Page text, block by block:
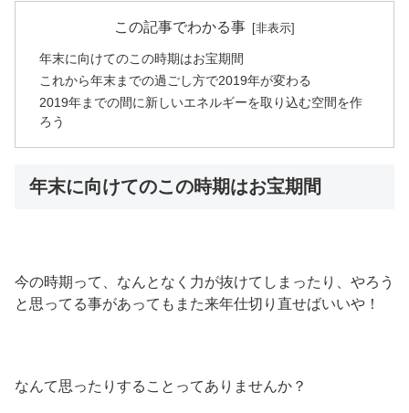
この記事でわかる事
年末に向けてのこの時期はお宝期間
これから年末までの過ごし方で2019年が変わる
2019年までの間に新しいエネルギーを取り込む空間を作
ろう
年末に向けてのこの時期はお宝期間
今の時期って、なんとなく力が抜けてしまったり、やろう
と思ってる事があってもまた来年仕切り直せばいいや！
なんて思ったりすることってありませんか？